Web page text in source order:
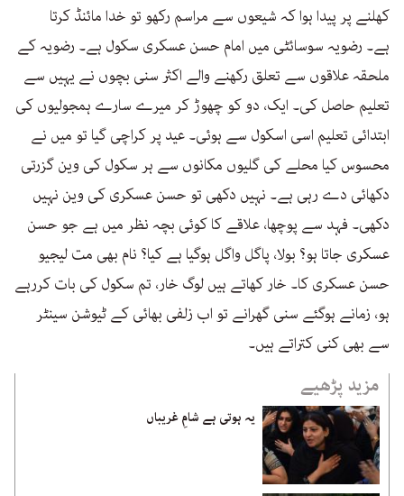
کھلنے پر پیدا ہوا کہ شیعوں سے مراسم رکھو تو خدا مائنڈ کرتا
ہے۔ رضویہ سوسائٹی میں امام حسن عسکری سکول ہے۔ رضویہ کے
ملحقہ علاقوں سے تعلق رکھنے والے اکثر سنی بچوں نے یہیں سے
تعلیم حاصل کی۔ ایک، دو کو چھوڑ کر میرے سارے ہمجولیوں کی
ابتدائی تعلیم اسی اسکول سے ہوئی۔ عید پر کراچی گیا تو میں نے
محسوس کیا محلے کی گلیوں مکانوں سے ہر سکول کی وین گزرتی
دکھائی دے رہی ہے۔ نہیں دکھی تو حسن عسکری کی وین نہیں
دکھی۔ فہد سے پوچھا، علاقے کا کوئی بچہ نظر میں ہے جو حسن
عسکری جاتا ہو؟ بولا، پاگل واگل ہوگیا ہے کیا؟ نام بھی مت لیجیو
حسن عسکری کا۔ خار کھاتے ہیں لوگ خار، تم سکول کی بات کررہے
ہو، زمانے ہوگئے سنی گھرانے تو اب زلفی بھائی کے ٹیوشن سینٹر
سے بھی کنی کتراتے ہیں۔
مزید پڑھیے
یہ ہوتی ہے شامِ غریباں